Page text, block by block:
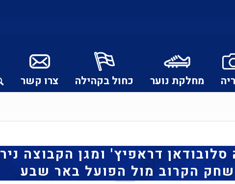
מחלקת נוער כחול בקהילה צרו קשר
דראפיץ' ומגן הקבוצה
הקרוב מול הפועל באר שבע